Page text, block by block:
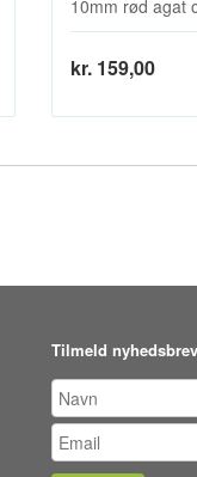
10mm rød agat
kr. 159,00
Tilmeld nyhedsbrev